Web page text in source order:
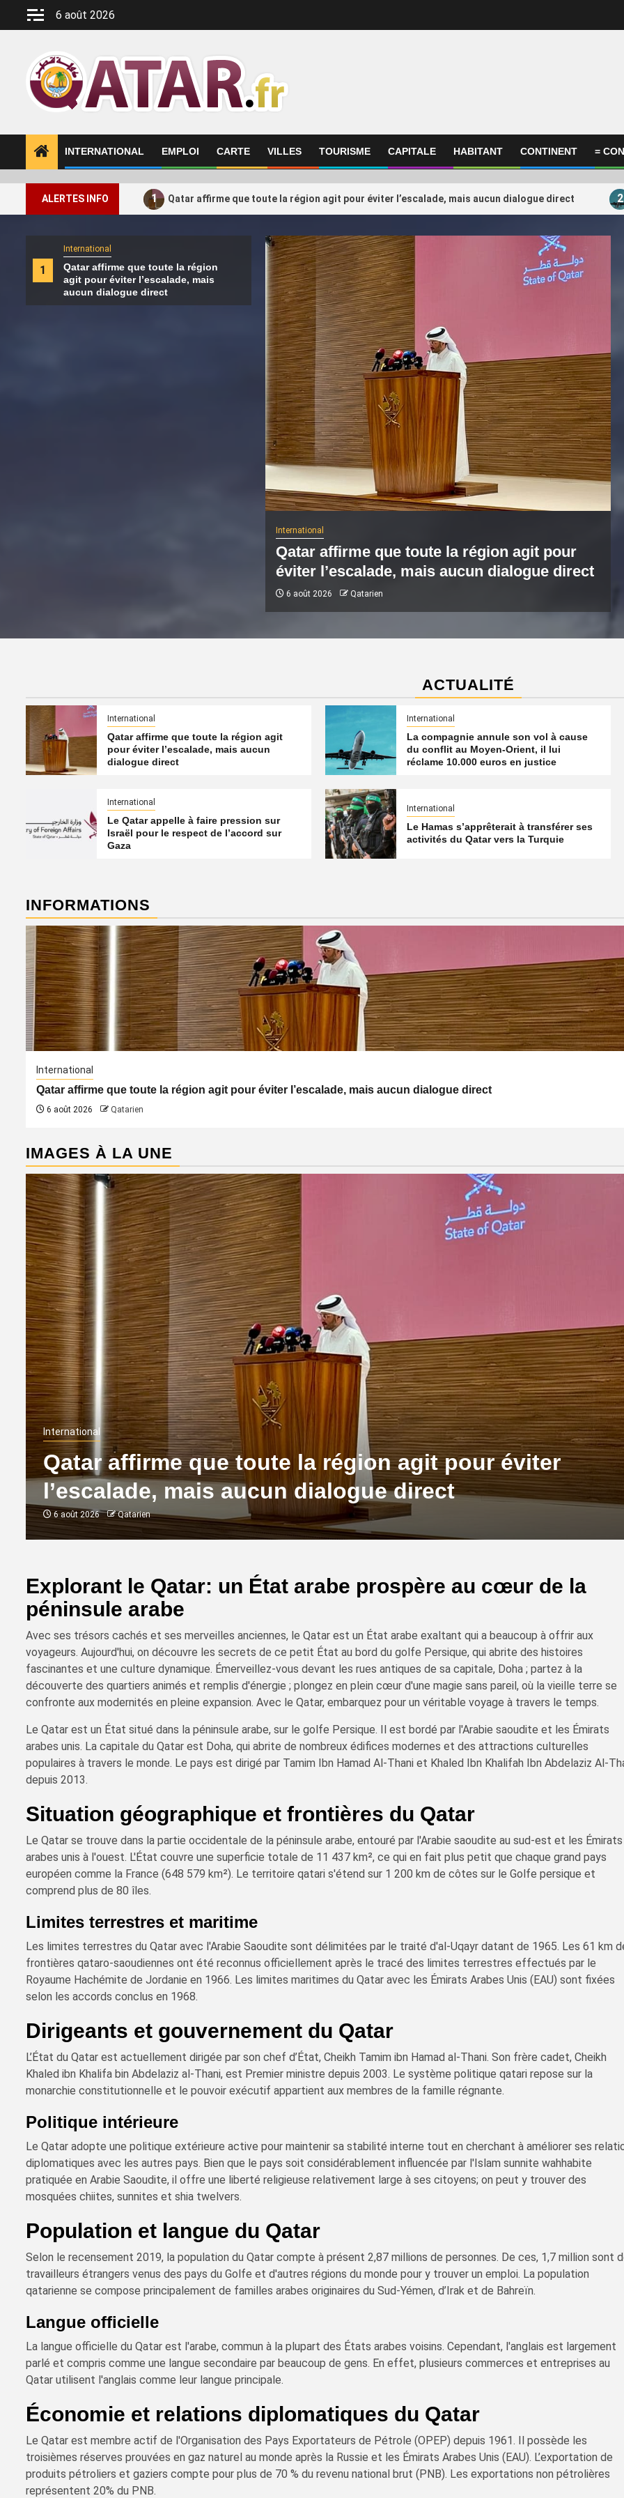
6 août 2026
INTERNATIONAL EMPLOI CARTE VILLES TOURISME CAPITALE HABITANT CONTINENT =
ALERTES INFO 1 Qatar affirme que toute la région agit pour éviter l’escalade, mais aucun dialogue direct 2
1
International
Qatar affirme que toute la région
agit pour éviter l’escalade, mais
aucun dialogue direct
2
International
La compagnie annule son vol à
cause du conflit au Moyen-Orient, il
lui réclame 10.000 euros en justice
International
FIFA : Le Qatar en
peser sur l’après-
International
Qatar affirme que toute la région agit pour
éviter l’escalade, mais aucun dialogue direct
6 août 2026 Qatarien
ACTUALITÉ
International
Qatar affirme que toute la région agit
pour éviter l’escalade, mais aucun
dialogue direct
International
La compagnie annule son vol à cause
du conflit au Moyen-Orient, il lui
réclame 10.000 euros en justice
International
Le Qatar appelle à faire pression sur
Israël pour le respect de l’accord sur
Gaza
International
Le Hamas s’apprêterait à transférer ses
activités du Qatar vers la Turquie
INFORMATIONS
International
Qatar affirme que toute la région agit pour éviter l’escalade, mais aucun dialogue direct
6 août 2026 Qatarien
IMAGES À LA UNE
International
Qatar affirme que toute la région agit pour éviter
l’escalade, mais aucun dialogue direct
6 août 2026 Qatarien
Explorant le Qatar: un État arabe prospère au cœur de la
péninsule arabe
Avec ses trésors cachés et ses merveilles anciennes, le Qatar est un État arabe exaltant qui a beaucoup à offrir aux
voyageurs. Aujourd'hui, on découvre les secrets de ce petit État au bord du golfe Persique, qui abrite des histoires
fascinantes et une culture dynamique. Émerveillez-vous devant les rues antiques de sa capitale, Doha ; partez à la
découverte des quartiers animés et remplis d'énergie ; plongez en plein cœur d'une magie sans pareil, où la vieille terre se
confronte aux modernités en pleine expansion. Avec le Qatar, embarquez pour un véritable voyage à travers le temps.
Le Qatar est un État situé dans la péninsule arabe, sur le golfe Persique. Il est bordé par l'Arabie saoudite et les Émirats
arabes unis. La capitale du Qatar est Doha, qui abrite de nombreux édifices modernes et des attractions culturelles
populaires à travers le monde. Le pays est dirigé par Tamim Ibn Hamad Al-Thani et Khaled Ibn Khalifah Ibn Abdelaziz Al-
depuis 2013.
Situation géographique et frontières du Qatar
Le Qatar se trouve dans la partie occidentale de la péninsule arabe, entouré par l'Arabie saoudite au sud-est et les Émirats
arabes unis à l'ouest. L'État couvre une superficie totale de 11 437 km², ce qui en fait plus petit que chaque grand pays
européen comme la France (648 579 km²). Le territoire qatari s'étend sur 1 200 km de côtes sur le Golfe persique et
comprend plus de 80 îles.
Limites terrestres et maritime
Les limites terrestres du Qatar avec l'Arabie Saoudite sont délimitées par le traité d'al-Uqayr datant de 1965. Les 61 km
frontières qataro-saoudiennes ont été reconnus officiellement après le tracé des limites terrestres effectués par le
Royaume Hachémite de Jordanie en 1966. Les limites maritimes du Qatar avec les Émirats Arabes Unis (EAU) sont fixées
selon les accords conclus en 1968.
Dirigeants et gouvernement du Qatar
L’État du Qatar est actuellement dirigée par son chef d’État, Cheikh Tamim ibn Hamad al-Thani. Son frère cadet, Cheikh
Khaled ibn Khalifa bin Abdelaziz al-Thani, est Premier ministre depuis 2003. Le système politique qatari repose sur la
monarchie constitutionnelle et le pouvoir exécutif appartient aux membres de la famille régnante.
Politique intérieure
Le Qatar adopte une politique extérieure active pour maintenir sa stabilité interne tout en cherchant à améliorer ses
diplomatiques avec les autres pays. Bien que le pays soit considérablement influencée par l'Islam sunnite wahhabite
pratiquée en Arabie Saoudite, il offre une liberté religieuse relativement large à ses citoyens; on peut y trouver des
mosquées chiites, sunnites et shia twelvers.
Population et langue du Qatar
Selon le recensement 2019, la population du Qatar compte à présent 2,87 millions de personnes. De ces, 1,7 million sont
travailleurs étrangers venus des pays du Golfe et d'autres régions du monde pour y trouver un emploi. La population
qatarienne se compose principalement de familles arabes originaires du Sud-Yémen, d’Irak et de Bahreïn.
Langue officielle
La langue officielle du Qatar est l'arabe, commun à la plupart des États arabes voisins. Cependant, l'anglais est largement
parlé et compris comme une langue secondaire par beaucoup de gens. En effet, plusieurs commerces et entreprises au
Qatar utilisent l'anglais comme leur langue principale.
Économie et relations diplomatiques du Qatar
Le Qatar est membre actif de l'Organisation des Pays Exportateurs de Pétrole (OPEP) depuis 1961. Il possède les
troisièmes réserves prouvées en gaz naturel au monde après la Russie et les Émirats Arabes Unis (EAU). L’exportation de
produits pétroliers et gaziers compte pour plus de 70 % du revenu national brut (PNB). Les exportations non pétrolières
représentent 20% du PNB.